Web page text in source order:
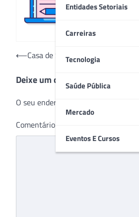
Entidades Setoriais
Carreiras
Tecnologia
Saúde Pública
Mercado
Eventos E Cursos
Navegação
Post
⟵Casa de Saúde Saint Roman
Deixe um comentário
O seu endereço de e-mail não será
Comentário